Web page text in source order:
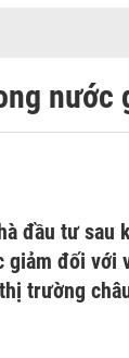
nước
đầu tư sau
giảm đối với
trường